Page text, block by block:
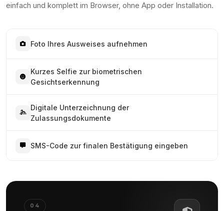
einfach und komplett im Browser, ohne App oder Installation.
Foto Ihres Ausweises aufnehmen
Kurzes Selfie zur biometrischen
Gesichtserkennung
Digitale Unterzeichnung der
Zulassungsdokumente
SMS-Code zur finalen Bestätigung eingeben
04